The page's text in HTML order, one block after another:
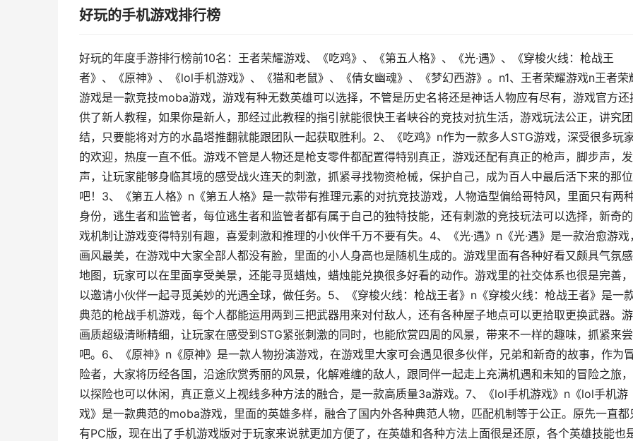
好玩的手机游戏排行榜
好玩的年度手游排行榜前10名：王者荣耀游戏、《吃鸡》、《第五人格》、《光·遇》、《穿梭火线：枪战王
者》、《原神》、《lol手机游戏》、《猫和老鼠》、《倩女幽魂》、《梦幻西游》。n1、王者荣耀游戏n王者荣
游戏是一款竞技moba游戏，游戏有种无数英雄可以选择，不管是历史名将还是神话人物应有尽有，游戏官方还
供了新人教程，如果你是新人，那经过此教程的指引就能很快王者峡谷的竞技对抗生活，游戏玩法公正，讲究团
结，只要能将对方的水晶塔推翻就能跟团队一起获取胜利。2、《吃鸡》n作为一款多人STG游戏，深受很多玩
的欢迎，热度一直不低。游戏不管是人物还是枪支零件都配置得特别真正，游戏还配有真正的枪声，脚步声，
声，让玩家能够身临其境的感受战火连天的刺激，抓紧寻找物资枪械，保护自己，成为百人中最后活下来的那位
吧！3、《第五人格》n《第五人格》是一款带有推理元素的对抗竞技游戏，人物造型偏给哥特风，里面只有两
身份，逃生者和监管者，每位逃生者和监管者都有属于自己的独特技能，还有刺激的竞技玩法可以选择，新奇
戏机制让游戏变得特别有趣，喜爱刺激和推理的小伙伴千万不要有失。4、《光·遇》n《光·遇》是一款治愈游戏
画风最美，在游戏中大家全部人都没有脸，里面的小人身高也是随机生成的。游戏里面有各种好看又颇具气氛
地图，玩家可以在里面享受美景，还能寻觅蜡烛，蜡烛能兑换很多好看的动作。游戏里的社交体系也很是完善
以邀请小伙伴一起寻觅美妙的光遇全球，做任务。5、《穿梭火线：枪战王者》n《穿梭火线：枪战王者》是一
典范的枪战手机游戏，每个人都能运用两到三把武器用来对付敌人，还有各种屋子地点可以更拾取更换武器。
画质超级清晰精细，让玩家在感受到STG紧张刺激的同时，也能欣赏四周的风景，带来不一样的趣味，抓紧来
吧。6、《原神》n《原神》是一款人物扮演游戏，在游戏里大家可会遇见很多伙伴，兄弟和新奇的故事，作为冒
险者，大家将历经各国，沿途欣赏秀丽的风景，化解难缠的敌人，跟同伴一起走上充满机遇和未知的冒险之旅
以探险也可以休闲，真正意义上视线多种方法的融合，是一款高质量3a游戏。7、《lol手机游戏》n《lol手机游
戏》是一款典范的moba游戏，里面的英雄多样，融合了国内外各种典范人物，匹配机制等于公正。原先一直都
有PC版，现在出了手机游戏版对于玩家来说就更加方便了，在英雄和各种方法上面很是还原，各个英雄技能也